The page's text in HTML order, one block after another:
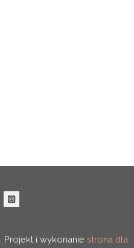
Projekt i wykonanie strona dla